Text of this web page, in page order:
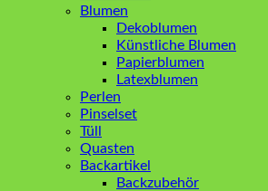
Blumen
Dekoblumen
Künstliche Blumen
Papierblumen
Latexblumen
Perlen
Pinselset
Tüll
Quasten
Backartikel
Backzubehör